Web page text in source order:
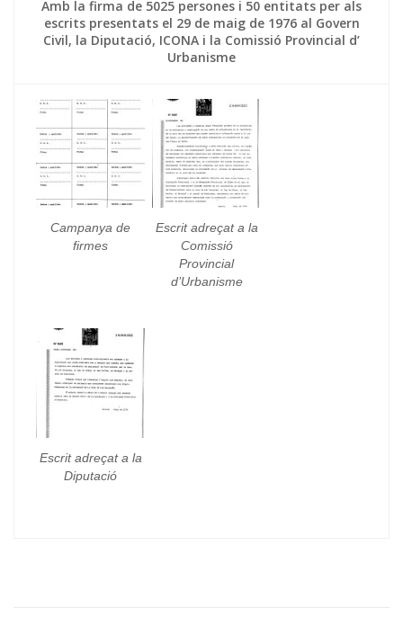
Amb la firma de 5025 persones i 50 entitats per als
escrits presentats el 29 de maig de 1976 al Govern
Civil, la Diputació, ICONA i la Comissió Provincial d’
Urbanisme
Campanya de
firmes
Escrit adreçat a la
Comissió
Provincial
d’Urbanisme
Escrit adreçat a la
Diputació